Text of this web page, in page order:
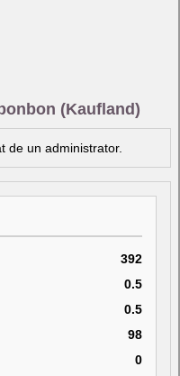
(Kaufland)
de un administrator.
392
0.5
0.5
98
0